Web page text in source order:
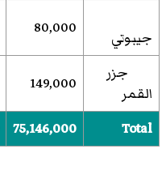
جيبوتي 80,000
جزر
القمر
149,000
Total
75,146,000